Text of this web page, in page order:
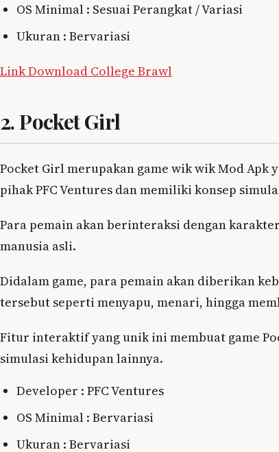
OS Minimal : Sesuai Perangkat / Variasi
Ukuran : Bervariasi
Link Download College Brawl
2. Pocket Girl
Pocket Girl merupakan game wik wik Mod Apk
pihak PFC Ventures dan memiliki konsep
Para pemain akan berinteraksi dengan
manusia asli.
Didalam game, para pemain akan diberikan
tersebut seperti menyapu, menari, hingga
Fitur interaktif yang unik ini membuat game
simulasi kehidupan lainnya.
Developer : PFC Ventures
OS Minimal : Bervariasi
Ukuran : Bervariasi